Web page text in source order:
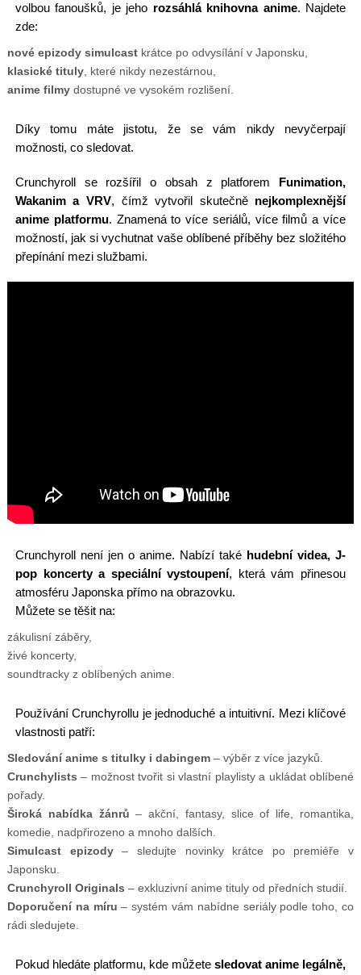
volbou fanoušků, je jeho rozsáhlá knihovna anime. Najdete
zde:
nové epizody simulcastkrátce po odvysílání v Japonsku,
klasické tituly, které nikdy nezestárnou,
anime filmydostupné ve vysokém rozlišení.
Díky tomu máte jistotu, že se vám nikdy nevyčerpají
možnosti, co sledovat.
Crunchyroll se rozšířil o obsah z platforem Funimation,
Wakanim a VRV, čímž vytvořil skutečně nejkomplexnější
anime platformu. Znamená to více seriálů, více filmů a více
možností, jak si vychutnat vaše oblíbené příběhy bez složitého
přepínání mezi službami.
Crunchyroll není jen o anime. Nabízí také hudební videa, J-
pop koncerty a speciální vystoupení, která vám přinesou
atmosféru Japonska přímo na obrazovku.
Můžete se těšit na:
zákulisní záběry,
živé koncerty,
soundtracky z oblíbených anime.
Používání Crunchyrollu je jednoduché a intuitivní. Mezi klíčové
vlastnosti patří:
Sledování anime s titulky i dabingem– výběr z více jazyků.
Crunchylists – možnost tvořit si vlastní playlisty a ukládat oblíbené
pořady.
Široká nabídka žánrů – akční, fantasy, slice of life, romantika,
komedie, nadpřirozeno a mnoho dalších.
Simulcast epizody– sledujte novinky krátce po premiéře v
Japonsku.
Crunchyroll Originals – exkluzivní anime tituly od předních studií.
Doporučení na míru – systém vám nabídne seriály podle toho, co
rádi sledujete.
Pokud hledáte platformu, kde můžetesledovat anime legálně,